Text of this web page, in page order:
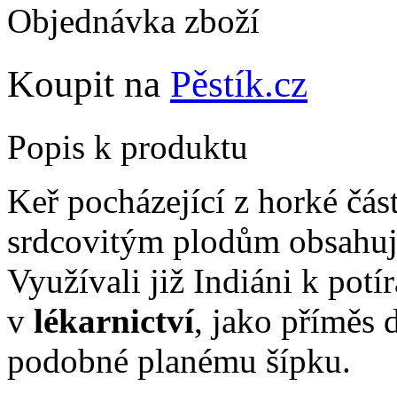
Objednávka zboží
Koupit na Pěstík.cz
Popis k produktu
Keř pocházející z horké
srdcovitým plodům
Využívali již Indiáni k
v lékarnictví, jako příměs
podobné planému šípku.